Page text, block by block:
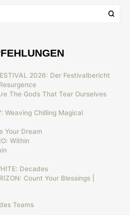
2026: Der Festivalbericht
The Gods That Tear Ourselves
Weaving Chilling Magical
Your Dream
Within
Decades
Count Your Blessings |
Teams